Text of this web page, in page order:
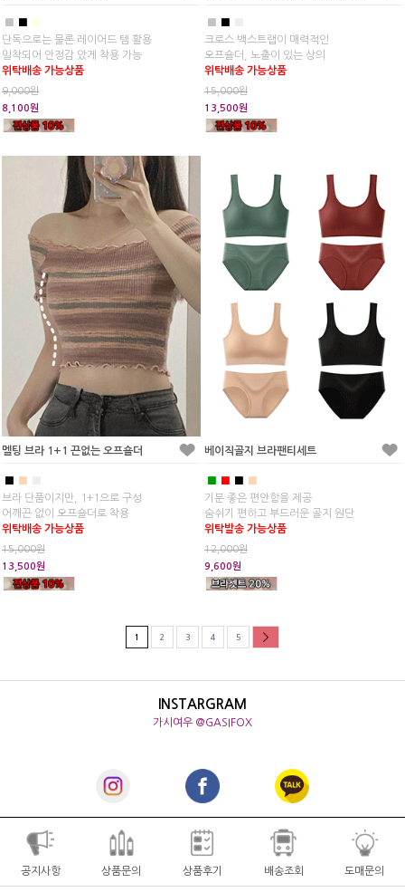
■
단독으로는 물론 레이어드 템 활용
밀착되어 안정감 았게 착용 가능
위탁배송 가능상품
9,000원
8,100원
■
크로스 백스트랩이 매력적인
오프숄더, 노출이 있는 상의
위탁배송 가능상품
15,000원
13,500원
멜팅 브라 1+1 끈없는 오프숄더
■ ■
브라 단품이지만, 1+1으로 구성
어깨끈 없이 오프숄더로 착용
위탁배송 가능상품
15,000원
13,500원
베이직골지 브라팬티세트
■ ■ ■ ■
기분 좋은 편안함을 제공
숨쉬기 편하고 부드러운 골지 원단
위탁발송 가능상품
12,000원
9,600원
1 2 3 4 5
INSTARGRAM
가시여우 @GASIFOX
공지사항 상품문의 상품후기 배송조회 도매문의